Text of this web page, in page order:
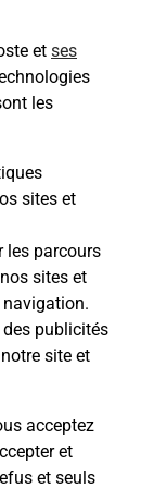
et ses
les
sites et
les parcours
sites et
des publicités
site et
acceptez
et
et seuls